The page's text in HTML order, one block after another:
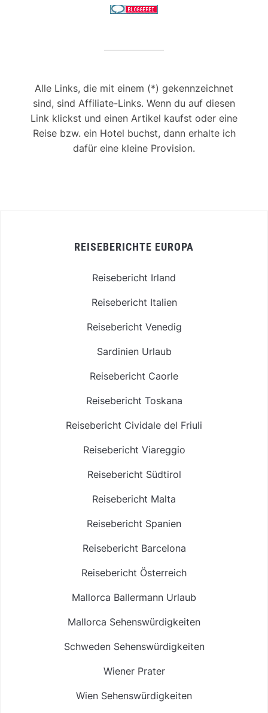
Alle Links, die mit einem (*) gekennzeichnet
sind, sind Affiliate-Links. Wenn du auf diesen
Link klickst und einen Artikel kaufst oder eine
Reise bzw. ein Hotel buchst, dann erhalte ich
dafür eine kleine Provision.
REISEBERICHTE EUROPA
Reisebericht Irland
Reisebericht Italien
Reisebericht Venedig
Sardinien Urlaub
Reisebericht Caorle
Reisebericht Toskana
Reisebericht Cividale del Friuli
Reisebericht Viareggio
Reisebericht Südtirol
Reisebericht Malta
Reisebericht Spanien
Reisebericht Barcelona
Reisebericht Österreich
Mallorca Ballermann Urlaub
Mallorca Sehenswürdigkeiten
Schweden Sehenswürdigkeiten
Wiener Prater
Wien Sehenswürdigkeiten